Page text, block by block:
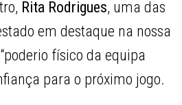
Rita Rodrigues, uma das
em destaque na nossa
físico da equipa
para o próximo jogo.